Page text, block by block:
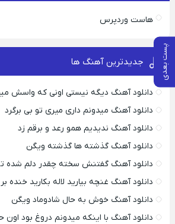
پست بعدی
هاست وردپرس
جدیدترین آهنگ ها
دانلود آهنگ دیگه نیستی اونی که واسش
دانلود آهنگ میدونم داری میری تو بی برگرد
دانلود آهنگ ندیدیم همو رعد و برقم زد
دانلود آهنگ گذشته ها گذشته ویگن
دانلود آهنگ گفتنش سخته چقدر دلم شده
دانلود آهنگ غنچه بیارید لاله بکارید خنده
دانلود آهنگ خوش به حال شادوماد ویگن
دانلود آهنگ با اینکه میدونم دروغ بود